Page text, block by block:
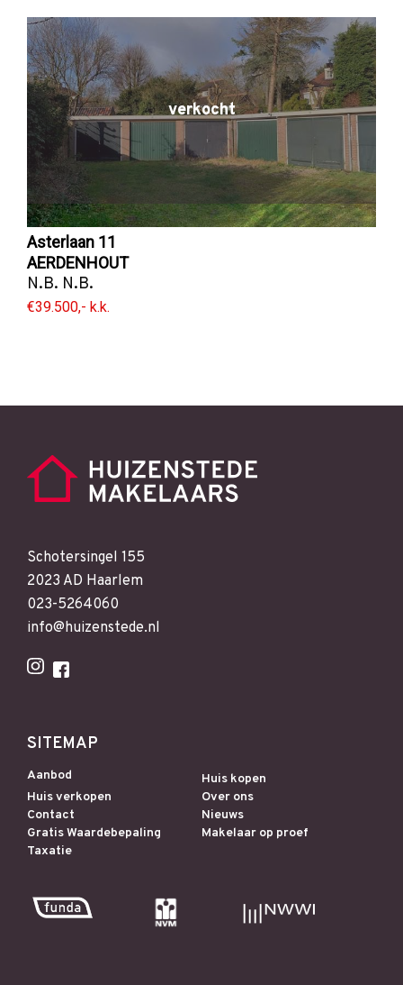
verkocht
Asterlaan 11
AERDENHOUT
N.B. N.B.
€39.500,- k.k.
Schotersingel 155
2023 AD Haarlem
023-5264060
info@huizenstede.nl
SITEMAP
Aanbod
Huis kopen
Huis verkopen
Over ons
Contact
Nieuws
Gratis Waardebepaling
Makelaar op proef
Taxatie